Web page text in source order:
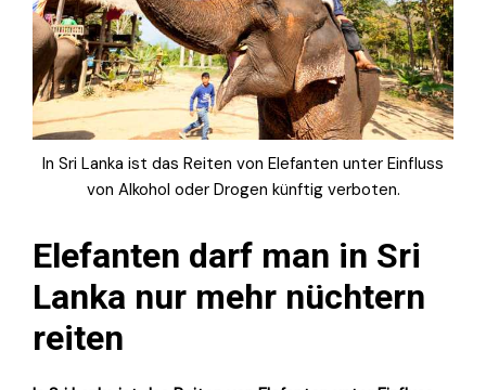
In Sri Lanka ist das Reiten von Elefanten unter Einfluss
von Alkohol oder Drogen künftig verboten.
Elefanten darf man in Sri
Lanka nur mehr nüchtern
reiten